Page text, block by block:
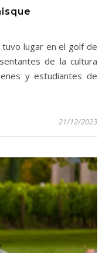
de la cultura
y estudiantes de
21/12/2023